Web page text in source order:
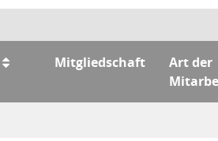
Mitgliedschaft
Art der